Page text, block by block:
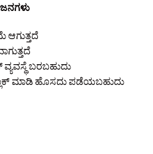
ಬರಬಹುದು
ಮಾಡಿ ಹೊಸದು ಪಡೆಯಬಹುದು